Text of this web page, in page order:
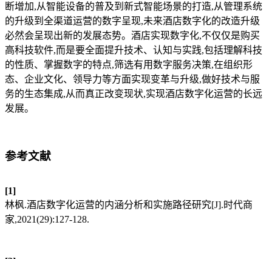
断增加,从智能设备的普及到新式智能场景的打造,从管理系统
的升级到全渠道运营的数字呈现,未来酒店数字化的改造升级
必然会呈现出新的发展态势。酒店实现数字化,不仅仅是购买
高科技软件,而是要全面提升技术、认知与实践,包括理解科技
的性质、掌握数字的特点,筛选有用数字服务决策,在组织形
态、企业文化、领导力等方面实现变革与升级,做好技术与服
务的生态集成,从而真正改变现状,实现酒店数字化运营的长远
发展。
参考文献
[1]
林枫.酒店数字化运营的内涵分析和实施路径研究[J].时代商
家,2021(29):127-128.